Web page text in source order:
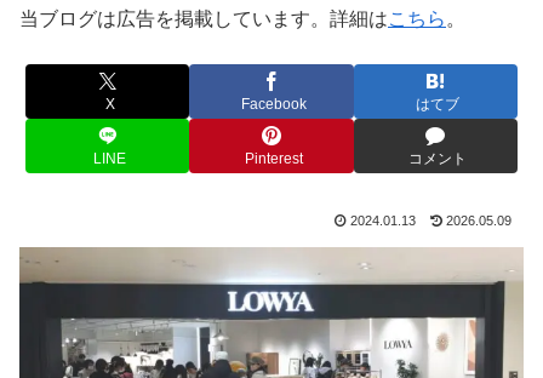
当ブログは広告を掲載しています。詳細はこちら 。
X Facebook はてブ
LINE Pinterest コメント
2024.01.13 2026.05.09